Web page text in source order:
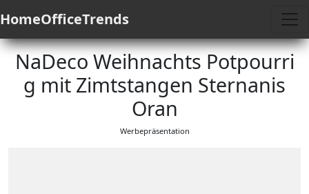
HomeOfficeTrends
NaDeco Weihnachts Potpourri
g mit Zimtstangen Sternanis
Oran
Werbepräsentation